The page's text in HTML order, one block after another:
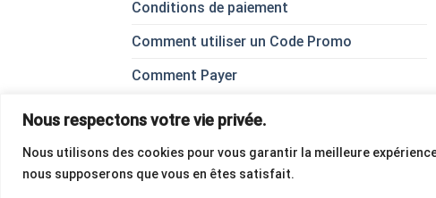
Nous respectons votre vie privée.
Nous utilisons des cookies pour vous garantir la meilleure
nous supposerons que vous en êtes satisfait.
Conditions de paiement
Comment utiliser un Code Promo
Comment Payer